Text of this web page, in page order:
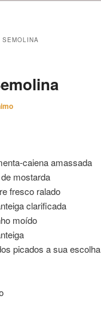
SEMOLINA
caiena amassada
mostarda
fresco ralado
clarificada
moído
picados a sua escolha